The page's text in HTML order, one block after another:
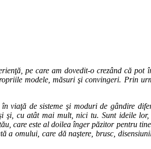
pe care am dovedit-o crezând că pot
modele, măsuri şi convingeri. Prin
viaţă de sisteme şi moduri de gândire
cu atât mai mult, nici tu. Sunt ideile lor,
care este al doilea înger păzitor pentru
a omului, care dă naştere, brusc,